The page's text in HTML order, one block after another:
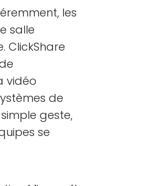
les
salle
ClickShare
vidéo
de
geste,
se